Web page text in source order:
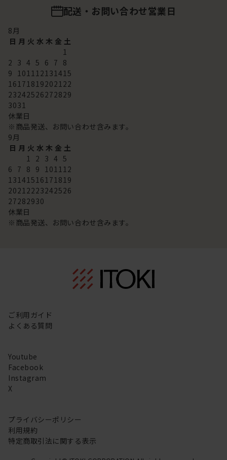
配送・お問い合わせ営業日
8月
日 月 火 水 木 金 土
1
2 3 4 5 6 7 8
9 101112131415
16171819202122
23242526272829
3031
休業日
※商品発送、お問い合わせ含みます。
9月
日 月 火 水 木 金 土
1 2 3 4 5
6 7 8 9 101112
13141516171819
20212223242526
27282930
休業日
※商品発送、お問い合わせ含みます。
ご利用ガイド
よくある質問
Youtube
Facebook
Instagram
X
プライバシーポリシー
利用規約
特定商取引法に関する表示